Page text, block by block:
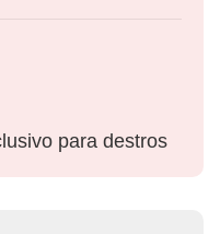
para destros